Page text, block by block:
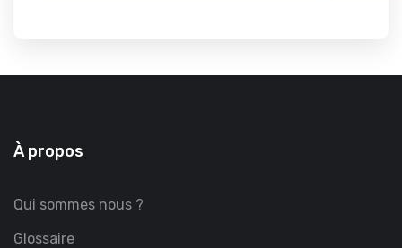
À propos
Qui sommes nous ?
Glossaire